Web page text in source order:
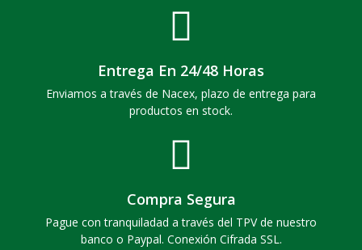
Entrega En 24/48 Horas
Enviamos a través de Nacex, plazo de entrega para
productos en stock.
Compra Segura
Pague con tranquiladad a través del TPV de nuestro
banco o Paypal. Conexión Cifrada SSL.